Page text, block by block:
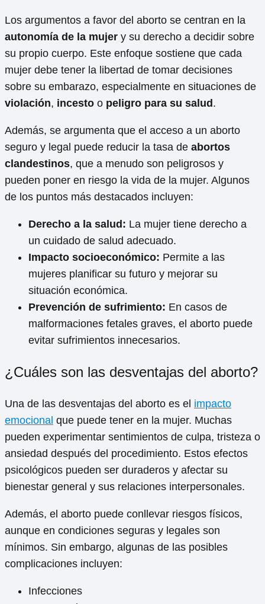
Los argumentos a favor del aborto se centran en la
autonomía de la mujer y su derecho a decidir sobre
su propio cuerpo. Este enfoque sostiene que cada
mujer debe tener la libertad de tomar decisiones
sobre su embarazo, especialmente en situaciones de
violación, incesto o peligro para su salud .
Además, se argumenta que el acceso a un aborto
seguro y legal puede reducir la tasa de abortos
clandestinos, que a menudo son peligrosos y
pueden poner en riesgo la vida de la mujer. Algunos
de los puntos más destacados incluyen:
Derecho a la salud: La mujer tiene derecho a
un cuidado de salud adecuado.
Impacto socioeconómico: Permite a las
mujeres planificar su futuro y mejorar su
situación económica.
Prevención de sufrimiento: En casos de
malformaciones fetales graves, el aborto puede
evitar sufrimientos innecesarios.
¿Cuáles son las desventajas del aborto?
Una de las desventajas del aborto es el impacto
emocional que puede tener en la mujer. Muchas
pueden experimentar sentimientos de culpa, tristeza o
ansiedad después del procedimiento. Estos efectos
psicológicos pueden ser duraderos y afectar su
bienestar general y sus relaciones interpersonales.
Además, el aborto puede conllevar riesgos físicos,
aunque en condiciones seguras y legales son
mínimos. Sin embargo, algunas de las posibles
complicaciones incluyen:
Infecciones